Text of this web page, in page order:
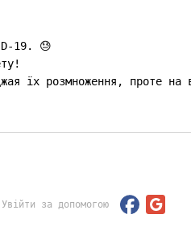
19. 😓
їх розмноження, проте на
Увійти за допомогою